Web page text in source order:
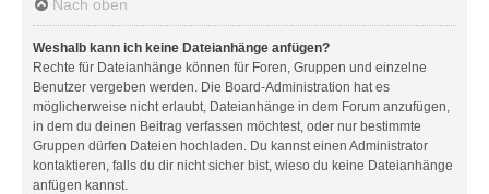
Nach oben
Weshalb kann ich keine Dateianhänge anfügen?
Rechte für Dateianhänge können für Foren, Gruppen und einzelne
Benutzer vergeben werden. Die Board-Administration hat es
möglicherweise nicht erlaubt, Dateianhänge in dem Forum anzufügen,
in dem du deinen Beitrag verfassen möchtest, oder nur bestimmte
Gruppen dürfen Dateien hochladen. Du kannst einen Administrator
kontaktieren, falls du dir nicht sicher bist, wieso du keine Dateianhänge
anfügen kannst.